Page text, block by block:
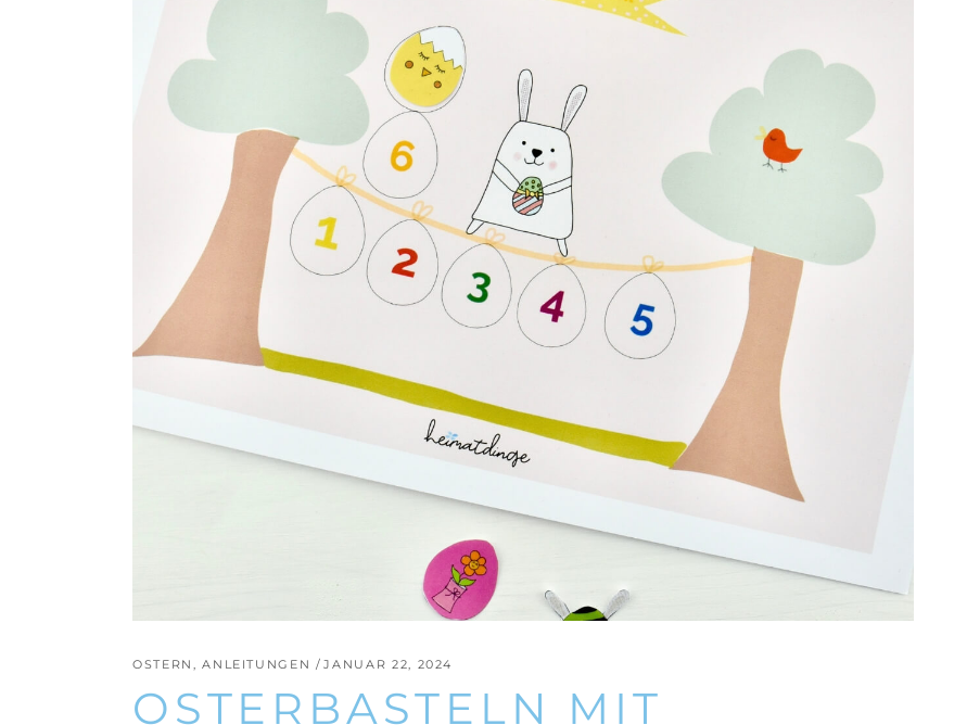
OSTERN ,ANLEITUNGEN JANUAR 22, 2024
OSTERBASTELN MIT